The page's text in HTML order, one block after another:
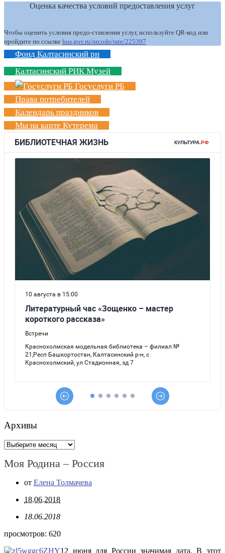
Оценка качества условий предоставления услуг
Чтобы оценить условия предо-ставления услуг, используйте QR-код или
пройдите по ссылке bus.gov.ru/qrcode/rate/225397
Фонд Калтасинский рн
Калтасинский РИК Музей
Госуслуги РБ
Права потребителей
Календарь праздников
Мы на карте Кутерема
Архивы
Архивы
Моя Родина – Россия
от Елена Толмачева
18.06.2018
18.06.2018
просмотров: 620
12 июня для России значимая дата. В этот